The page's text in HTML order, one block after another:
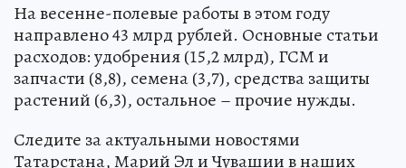
На весенне-полевые работы в этом году
направлено 43 млрд рублей. Основные статьи
расходов: удобрения (15,2 млрд), ГСМ и
запчасти (8,8), семена (3,7), средства защиты
растений (6,3), остальное – прочие нужды.
Следите за актуальными новостями
Татарстана, Марий Эл и Чувашии в наших